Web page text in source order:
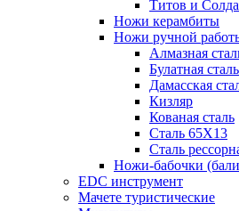
Титов и
Ножи керамбиты
Ножи ручной
Алмазная
Булатная сталь
Дамасская
Кизляр
Кованая сталь
Сталь 65Х13
Сталь
Ножи-бабочки
EDC инструмент
Мачете туристические